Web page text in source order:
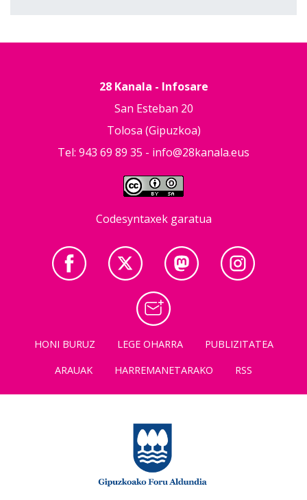
28 Kanala - Infosare
San Esteban 20
Tolosa (Gipuzkoa)
Tel: 943 69 89 35 - info@28kanala.eus
Codesyntaxek garatua
HONI BURUZ LEGE OHARRA
PUBLIZITATEA
ARAUAK
HARREMANETARAKO RSS